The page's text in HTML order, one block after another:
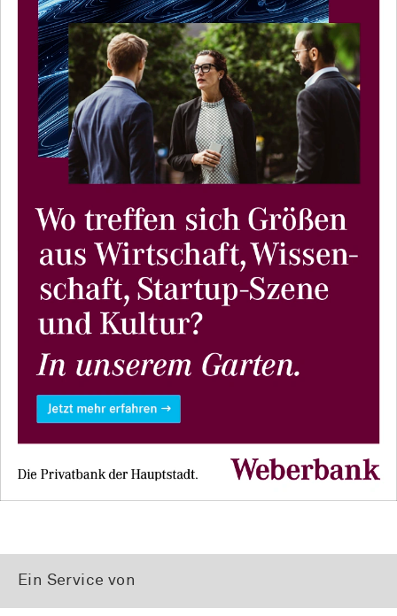
Ein Service von